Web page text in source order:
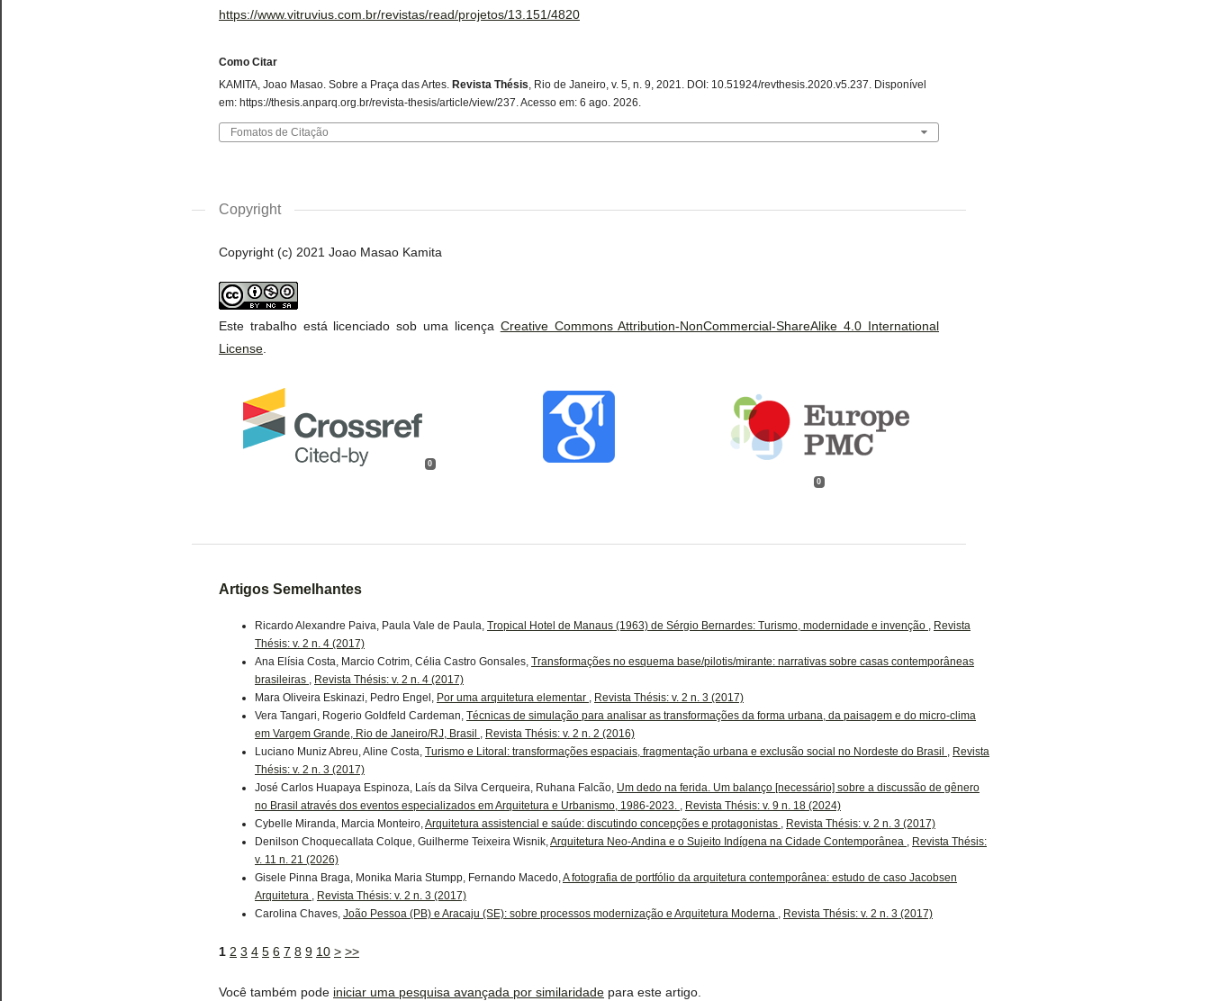
https://www.vitruvius.com.br/revistas/read/projetos/13.151/4820
Como Citar
KAMITA, Joao Masao. Sobre a Praça das Artes. Revista Thésis, Rio de Janeiro, v. 5, n. 9, 2021. DOI: 10.51924/revthesis.2020.v5.237. Disponível
em: https://thesis.anparq.org.br/revista-thesis/article/view/237. Acesso em: 6 ago. 2026.
Fomatos de Citação
Copyright
Copyright (c) 2021 Joao Masao Kamita
Este trabalho está licenciado sob uma licença Creative Commons Attribution-NonCommercial-ShareAlike 4.0 International
License
0
0
Artigos Semelhantes
Ricardo Alexandre Paiva, Paula Vale de Paula, Tropical Hotel de Manaus (1963) de Sérgio Bernardes: Turismo, modernidade e invenção , Revista
Thésis: v. 2 n. 4 (2017)
Ana Elísia Costa, Marcio Cotrim, Célia Castro Gonsales, Transformações no esquema base/pilotis/mirante: narrativas sobre casas contemporâneas
brasileiras , Revista Thésis: v. 2 n. 4 (2017)
Mara Oliveira Eskinazi, Pedro Engel, Por uma arquitetura elementar , Revista Thésis: v. 2 n. 3 (2017)
Vera Tangari, Rogerio Goldfeld Cardeman, Técnicas de simulação para analisar as transformações da forma urbana, da paisagem e do micro-clima
em Vargem Grande, Rio de Janeiro/RJ, Brasil , Revista Thésis: v. 2 n. 2 (2016)
Luciano Muniz Abreu, Aline Costa, Turismo e Litoral: transformações espaciais, fragmentação urbana e exclusão social no Nordeste do Brasil , Revista
Thésis: v. 2 n. 3 (2017)
José Carlos Huapaya Espinoza, Laís da Silva Cerqueira, Ruhana Falcão, Um dedo na ferida. Um balanço [necessário] sobre a discussão de gênero
no Brasil através dos eventos especializados em Arquitetura e Urbanismo, 1986-2023. , Revista Thésis: v. 9 n. 18 (2024)
Cybelle Miranda, Marcia Monteiro,Arquitetura assistencial e saúde: discutindo concepções e protagonistas , Revista Thésis: v. 2 n. 3 (2017)
Denilson Choquecallata Colque, Guilherme Teixeira Wisnik,Arquitetura Neo-Andina e o Sujeito Indígena na Cidade Contemporânea , Revista Thésis:
v. 11 n. 21 (2026)
Gisele Pinna Braga, Monika Maria Stumpp, Fernando Macedo,A fotografia de portfólio da arquitetura contemporânea: estudo de caso Jacobsen
Arquitetura , Revista Thésis: v. 2 n. 3 (2017)
Carolina Chaves, João Pessoa (PB) e Aracaju (SE): sobre processos modernização e Arquitetura Moderna , Revista Thésis: v. 2 n. 3 (2017)
1 2 3 4 5 6 7 8 9 10 > >>
Você também pode iniciar uma pesquisa avançada por similaridade para este artigo.